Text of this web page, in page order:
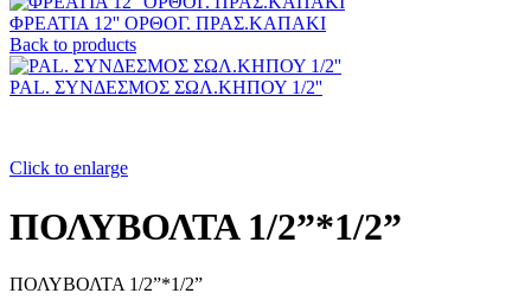
ΦΡΕΑΤΙΑ 12'' ΟΡΘΟΓ. ΠΡΑΣ.ΚΑΠΑΚΙ
Back to products
PAL. ΣΥΝΔΕΣΜΟΣ ΣΩΛ.ΚΗΠΟΥ 1/2''
Click to enlarge
ΠΟΛΥΒΟΛΤΑ 1/2”*1/2”
ΠΟΛΥΒΟΛΤΑ 1/2”*1/2”